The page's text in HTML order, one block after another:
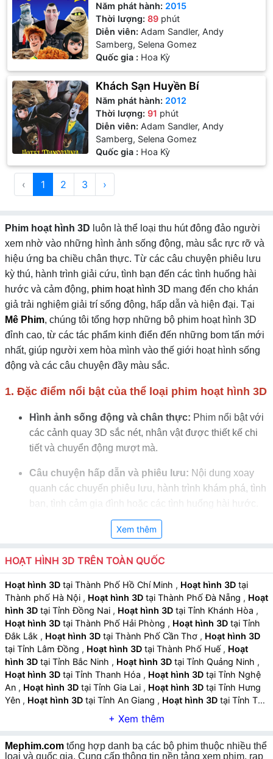
Năm phát hành: 2015
Thời lượng:89 phút
Diễn viên:Adam Sandler, Andy
Samberg, Selena Gomez
Quốc gia : Hoa Kỳ
Khách Sạn Huyền Bí
Năm phát hành: 2012
Thời lượng:91 phút
Diễn viên:Adam Sandler, Andy
Samberg, Selena Gomez
Quốc gia : Hoa Kỳ
‹ 1 2 3 ›
Phim hoạt hình 3D luôn là thể loại thu hút đông đảo người
xem nhờ vào những hình ảnh sống động, màu sắc rực rỡ và
hiệu ứng ba chiều chân thực. Từ các câu chuyện phiêu lưu
kỳ thú, hành trình giải cứu, tình bạn đến các tình huống hài
hước và cảm động, phim hoạt hình 3D mang đến cho khán
giả trải nghiệm giải trí sống động, hấp dẫn và hiện đại. Tại
Mê Phim, chúng tôi tổng hợp những bộ phim hoạt hình 3D
đỉnh cao, từ các tác phẩm kinh điển đến những bom tấn mới
nhất, giúp người xem hòa mình vào thế giới hoạt hình sống
động và các câu chuyện đầy màu sắc.
1. Đặc điểm nổi bật của thể loại phim hoạt hình 3D
Hình ảnh sống động và chân thực: Phim nổi bật với
các cảnh quay 3D sắc nét, nhân vật được thiết kế chi
tiết và chuyển động mượt mà.
Câu chuyện hấp dẫn và phiêu lưu: Nội dung xoay
quanh các chuyến phiêu lưu, hành trình khám phá, tình
bạn, tình cảm gia đình hoặc các tình huống hài hước.
Nhân vật đa dạng và sinh động:
và đa dạng về hình dáng, phù hợp với nhiều lứa tuổi.
Âm nhạc và hiệu ứng hỗ trợ:Nhạc nền sống động,
hiệu ứng âm thanh tinh tế giúp tăng tính hấp dẫn và tạo
trải nghiệm hoàn chỉnh.
Xem thêm
HOẠT HÌNH 3D TRÊN TOÀN QUỐC
Hoạt hình 3D tại Thành Phố Hồ Chí Minh , Hoạt hình 3D tại
Thành phố Hà Nội , Hoạt hình 3D tại Thành Phố Đà Nẵng , Hoạt
hình 3D tại Tỉnh Đồng Nai , Hoạt hình 3D tại Tỉnh Khánh Hòa ,
Hoạt hình 3D tại Thành Phố Hải Phòng , Hoạt hình 3D tại Tỉnh
Đắk Lắk , Hoạt hình 3D tại Thành Phố Cần Thơ , Hoạt hình 3D
tại Tỉnh Lâm Đồng , Hoạt hình 3D tại Thành Phố Huế , Hoạt
hình 3D tại Tỉnh Bắc Ninh , Hoạt hình 3D tại Tỉnh Quảng Ninh ,
Hoạt hình 3D tại Tỉnh Thanh Hóa , Hoạt hình 3D tại Tỉnh Nghệ
An , Hoạt hình 3D tại Tỉnh Gia Lai , Hoạt hình 3D tại Tỉnh Hưng
Yên , Hoạt hình 3D tại Tỉnh An Giang , Hoạt hình 3D tại Tỉnh Tây
tại Tỉnh Thái Nguyên
tại Tỉnh Quảng Ngãi
Hoạt hình 3D tại Tỉnh Vĩnh Long
Hoạt hình 3D
tại Tỉnh Ninh Bình,Hoạt hình 3Dtại Tỉnh Phú Thọ,Hoạt hình
Mephim.com tổng hợp danh bạ các bộ phim thuộc nhiều thể
loại và quốc gia. Cung cấp thông tin nền tảng xem phim, rạp